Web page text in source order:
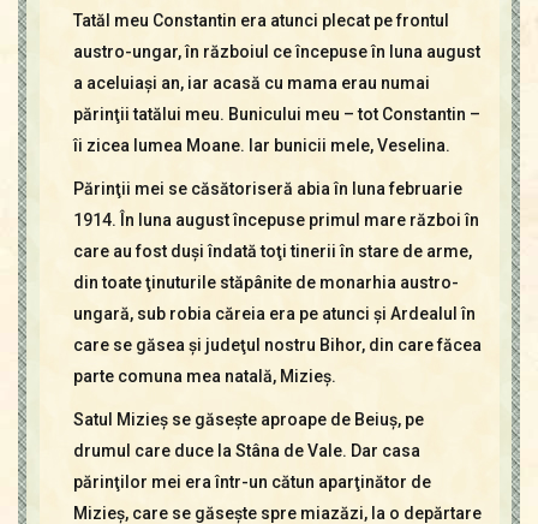
Tatăl meu Constantin era atunci plecat pe frontul
austro-ungar, în războiul ce începuse în luna august
a aceluiaşi an, iar acasă cu mama erau numai
părinţii tatălui meu. Bunicului meu – tot Constantin –
îi zicea lumea Moane. Iar bunicii mele, Veselina.
Părinţii mei se căsătoriseră abia în luna februarie
1914. În luna august începuse primul mare război în
care au fost duşi îndată toţi tinerii în stare de arme,
din toate ţinuturile stăpânite de monarhia austro-
ungară, sub robia căreia era pe atunci şi Ardealul în
care se găsea şi judeţul nostru Bihor, din care făcea
parte comuna mea natală, Mizieş.
Satul Mizieş se găseşte aproape de Beiuş, pe
drumul care duce la Stâna de Vale. Dar casa
părinţilor mei era într-un cătun aparţinător de
Mizieş, care se găseşte spre miazăzi, la o depărtare